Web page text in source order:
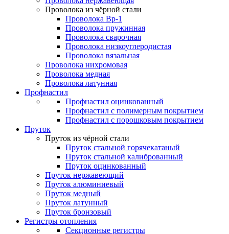
Проволока из чёрной стали
Проволока Вр-1
Проволока пружинная
Проволока сварочная
Проволока низкоуглеродистая
Проволока вязальная
Проволока нихромовая
Проволока медная
Проволока латунная
Профнастил
Профнастил оцинкованный
Профнастил с полимерным покрытием
Профнастил с порошковым покрытием
Пруток
Пруток из чёрной стали
Пруток стальной горячекатаный
Пруток стальной калиброванный
Пруток оцинкованный
Пруток нержавеющий
Пруток алюминиевый
Пруток медный
Пруток латунный
Пруток бронзовый
Регистры отопления
Секционные регистры